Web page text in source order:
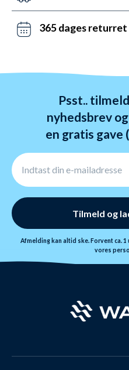
Det kan du opnå ved
dage - også i
365 dages returret
behandles indenfor 24
Psst..
nyhedsbrev
en gratis gave
Tilmeld og
Afmelding kan altid ske. Forvent ca.
vores